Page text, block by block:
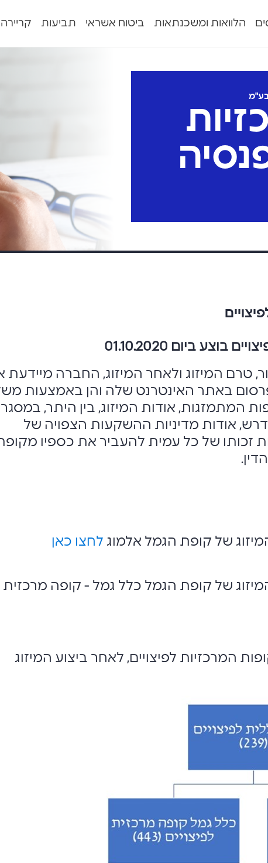
הלוואות ומשכנתאות ביטוח אשראי תביעות קריירה
בע"מ
בוצע ביום 01.10.2020
טרם המיזוג ולאחר המיזוג, החברה מיידעת
באתר האינטרנט שלה והן באמצעות
המתמזגות, אודות המיזוג, בין היתר,
אודות מדיניות ההשקעות הצפויה של
זכותו של כל עמית להעביר את כספיו
של קופת הגמל אלמוג לחצו כאן
של קופת הגמל כלל גמל - קופה מרכזית
המרכזיות לפיצויים, לאחר ביצוע המיזוג